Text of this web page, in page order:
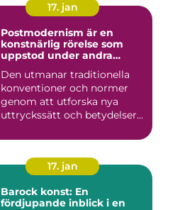
17. jan
Postmodernism är en
konstnärlig rörelse som
uppstod under andra
fortsätter att påverka
samtida konstvärlden
Den utmanar traditionella
konventioner och normer
genom att utforska nya
uttryckssätt och betydelser...
17. jan
Barock konst: En
fördjupande inblick i en